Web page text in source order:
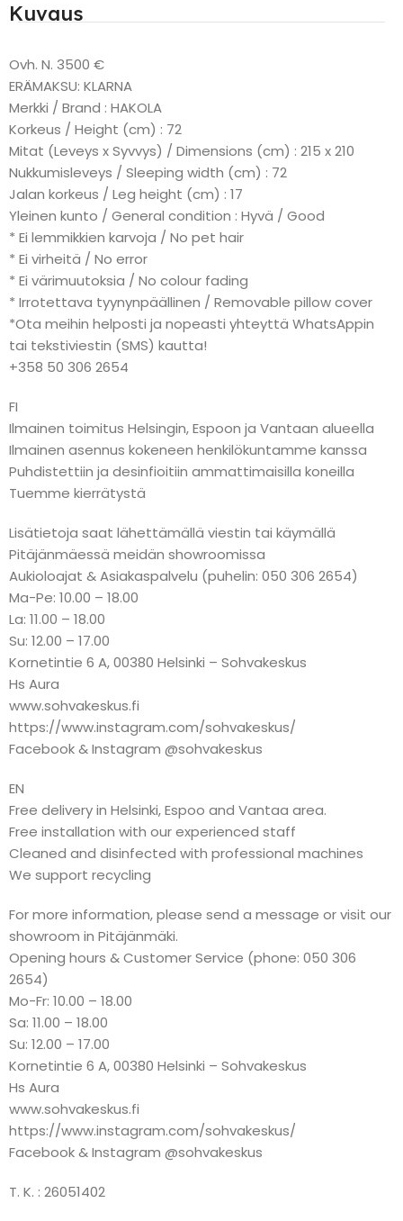
Kuvaus
Ovh. N. 3500 €
ERÄMAKSU: KLARNA
Merkki / Brand : HAKOLA
Korkeus / Height (cm) : 72
Mitat (Leveys x Syvvys) / Dimensions (cm) : 215 x 210
Nukkumisleveys / Sleeping width (cm) : 72
Jalan korkeus / Leg height (cm) : 17
Yleinen kunto / General condition : Hyvä / Good
* Ei lemmikkien karvoja / No pet hair
* Ei virheitä / No error
* Ei värimuutoksia / No colour fading
* Irrotettava tyynynpäällinen / Removable pillow cover
*Ota meihin helposti ja nopeasti yhteyttä WhatsAppin
tai tekstiviestin (SMS) kautta!
+358 50 306 2654
FI
Ilmainen toimitus Helsingin, Espoon ja Vantaan alueella
Ilmainen asennus kokeneen henkilökuntamme kanssa
Puhdistettiin ja desinfioitiin ammattimaisilla koneilla
Tuemme kierrätystä
Lisätietoja saat lähettämällä viestin tai käymällä
Pitäjänmäessä meidän showroomissa
Aukioloajat & Asiakaspalvelu (puhelin: 050 306 2654)
Ma-Pe: 10.00 – 18.00
La: 11.00 – 18.00
Su: 12.00 – 17.00
Kornetintie 6 A, 00380 Helsinki – Sohvakeskus
Hs Aura
www.sohvakeskus.fi
https://www.instagram.com/sohvakeskus/
Facebook & Instagram @sohvakeskus
EN
Free delivery in Helsinki, Espoo and Vantaa area.
Free installation with our experienced staff
Cleaned and disinfected with professional machines
We support recycling
For more information, please send a message or visit our
showroom in Pitäjänmäki.
Opening hours & Customer Service (phone: 050 306
2654)
Mo-Fr: 10.00 – 18.00
Sa: 11.00 – 18.00
Su: 12.00 – 17.00
Kornetintie 6 A, 00380 Helsinki – Sohvakeskus
Hs Aura
www.sohvakeskus.fi
https://www.instagram.com/sohvakeskus/
Facebook & Instagram @sohvakeskus
T. K. : 26051402